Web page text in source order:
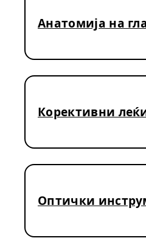
Анатомија на
Корективни
Оптички